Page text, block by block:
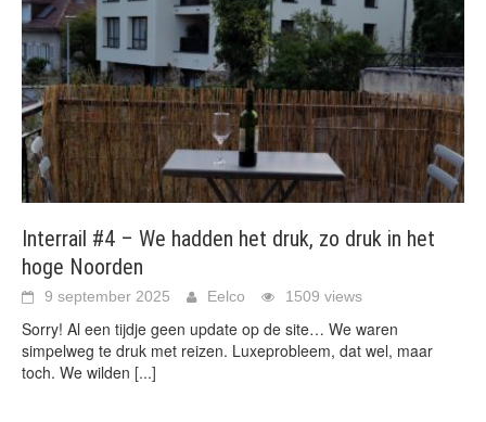
Interrail #4 – We hadden het druk, zo druk in het
hoge Noorden
9 september 2025 Eelco 1509 views
Sorry! Al een tijdje geen update op de site… We waren
simpelweg te druk met reizen. Luxeprobleem, dat wel, maar
toch. We wilden [...]